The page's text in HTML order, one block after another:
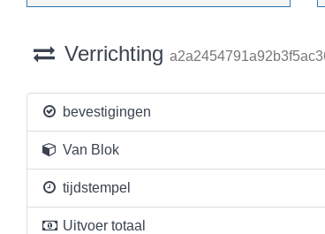
Verrichting
bevestigingen
Van Blok
tijdstempel
Uitvoer totaal